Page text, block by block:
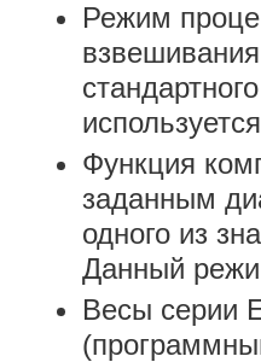
Режим
Функция
заданным
одного из
Данный
Весы серии